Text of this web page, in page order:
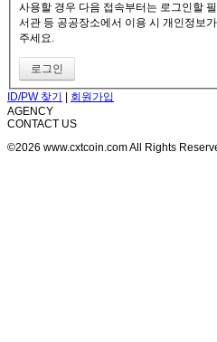
사용할 경우 다음 접속부터는 로그인할
서관 등 공공장소에서 이용 시 개인정보
주세요.
ID/PW 찾기 | 회원가입
AGENCY
CONTACT US
©2026 www.cxtcoin.com All Rights